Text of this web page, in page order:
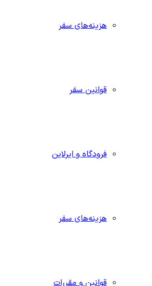
هزینه‌های سفر
قوانین سفر
فرودگاه و ایرلاین
هزینه‌های سفر
قوانین و مقررات